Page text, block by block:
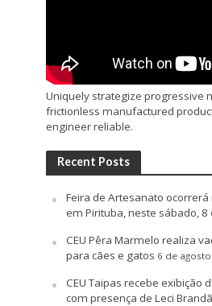
Uniquely strategize progressive
frictionless manufactured
engineer reliable.
Recent Posts
Feira de Artesanato ocorrerá
em Pirituba, neste sábado, 8
CEU Pêra Marmelo realiza
para cães e gatos 6 de
CEU Taipas recebe exibição
com presença de Leci